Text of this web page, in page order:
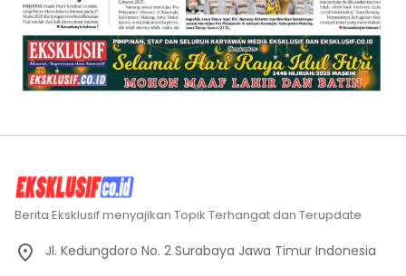
Berita Eksklusif menyajikan Topik Terhangat dan Terupdate
Jl. Kedungdoro No. 2 Surabaya Jawa Timur Indonesia